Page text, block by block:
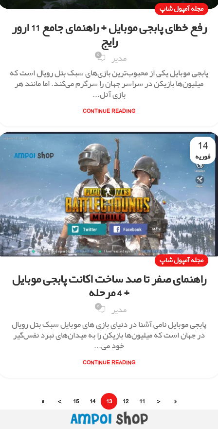
مجله آمپول شاپ
رفع خطای پابجی موبایل + راهنمای جامع 11 ارور
رایج
مدیر 0
پابجی موبایل یکی از محبوب‌ترین بازی‌های سبک بتل رویال است که
میلیون‌ها بازیکن در سراسر جهان را سرگرم می‌کند. اما مانند هر
بازی آنل...
CONTINUE READING
14
فوریه
مجله آمپول شاپ
راهنمای صفر تا صد ساخت اکانت پابجی موبایل
+ 4 مرحله
مدیر 0
پابجی موبایل نامی آشنا در دنیای بازی های موبایل سبک بتل رویال
در جهان است که میلیون‌ها بازیکن را به میدان‌های نبرد نفس‌گیر
خود می‌...
CONTINUE READING
«
‹
11
12
13
14
15
›
»